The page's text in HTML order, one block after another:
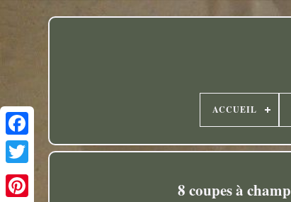
Twitter
ACCUEIL
8 coupes à